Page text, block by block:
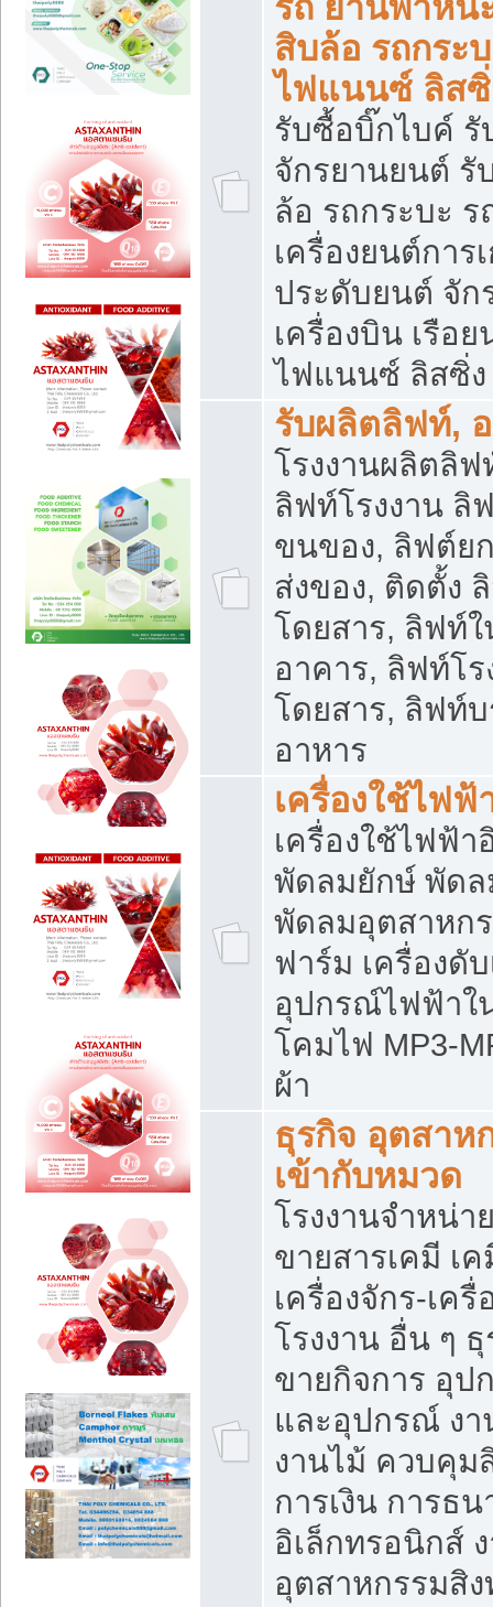
สิบล้อ รถกระ
ไฟแนนซ์ ลิส
รับซื้อบิ๊กไบค์
จักรยานยนต์ รั
ล้อ รถกระบะ
เครื่องยนต์การ
ประดับยนต์ จัก
เครื่องบิน เรือ
ไฟแนนซ์ ลิสซิ่ง
รับผลิตลิฟท์,
โรงงานผลิตลิ
ลิฟท์โรงงาน ลิ
ขนของ, ลิฟต์ย
ส่งของ, ติดตั้ง
โดยสาร, ลิฟท์
อาคาร, ลิฟท์โ
โดยสาร, ลิฟท์
อาหาร
เครื่องใช้ไฟฟ้
เครื่องใช้ไฟฟ้า
พัดลมยักษ์ พัด
พัดลมอุตสาหก
ฟาร์ม เครื่องดั
อุปกรณ์ไฟฟ้าใ
โคมไฟ MP3-
ผ้า
ธุรกิจ อุตสาห
เข้ากับหมวด
โรงงานจำหน่
ขายสารเคมี เ
เครื่องจักร-เค
โรงงาน อื่น ๆ
ขายกิจการ อุป
และอุปกรณ์ ง
งานไม้ ควบคุม
การเงิน การธ
อิเล็กทรอนิกส์
อุตสาหกรรมสิ